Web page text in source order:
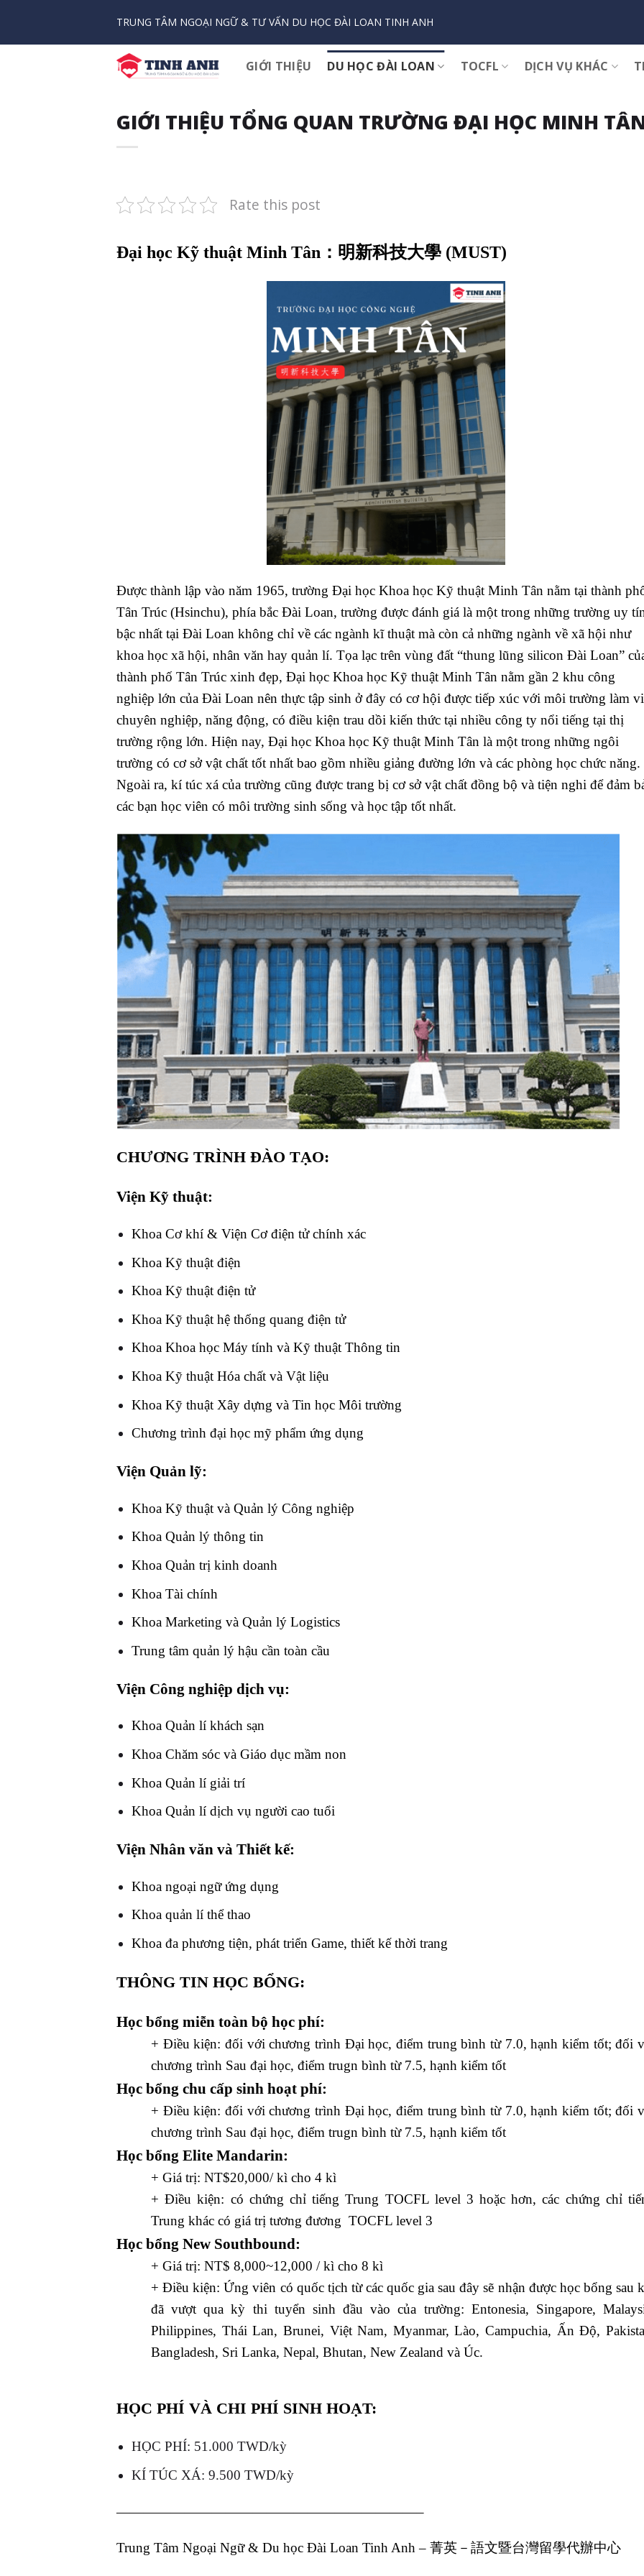
nội
TRUNG TÂM NGOẠI NGỮ & TƯ VẤN DU HỌC ĐÀI LOAN TINH ANH
GIỚI THIỆU DU HỌC ĐÀI LOAN TOCFL DỊCH VỤ KHÁC
GIỚI THIỆU TỔNG QUAN TRƯỜNG ĐẠI HỌC MINH
Rate this post
Đại học Kỹ thuật Minh Tân：明新科技大學 (MUST)
Được thành lập vào năm 1965, trường Đại học Khoa học Kỹ thuật Minh Tân nằm tại thành
Tân Trúc (Hsinchu), phía bắc Đài Loan, trường được đánh giá là một trong những trường uy
bậc nhất tại Đài Loan không chỉ về các ngành kĩ thuật mà còn cả những ngành về xã hội như
khoa học xã hội, nhân văn hay quản lí. Tọa lạc trên vùng đất “thung lũng silicon Đài Loan”
thành phố Tân Trúc xinh đẹp, Đại học Khoa học Kỹ thuật Minh Tân nằm gần 2 khu công
nghiệp lớn của Đài Loan nên thực tập sinh ở đây có cơ hội được tiếp xúc với môi trường làm
chuyên nghiệp, năng động, có điều kiện trau dồi kiến thức tại nhiều công ty nổi tiếng tại thị
trường rộng lớn. Hiện nay, Đại học Khoa học Kỹ thuật Minh Tân là một trong những ngôi
trường có cơ sở vật chất tốt nhất bao gồm nhiều giảng đường lớn và các phòng học chức năng.
Ngoài ra, kí túc xá của trường cũng được trang bị cơ sở vật chất đồng bộ và tiện nghi để đảm
các bạn học viên có môi trường sinh sống và học tập tốt nhất.
CHƯƠNG TRÌNH ĐÀO TẠO:
Viện Kỹ thuật:
Khoa Cơ khí & Viện Cơ điện tử chính xác
Khoa Kỹ thuật điện
Khoa Kỹ thuật điện tử
Khoa Kỹ thuật hệ thống quang điện tử
Khoa Khoa học Máy tính và Kỹ thuật Thông tin
Khoa Kỹ thuật Hóa chất và Vật liệu
Khoa Kỹ thuật Xây dựng và Tin học Môi trường
Chương trình đại học mỹ phẩm ứng dụng
Viện Quản lỹ:
Khoa Kỹ thuật và Quản lý Công nghiệp
Khoa Quản lý thông tin
Khoa Quản trị kinh doanh
Khoa Tài chính
Khoa Marketing và Quản lý Logistics
Trung tâm quản lý hậu cần toàn cầu
Viện Công nghiệp dịch vụ:
Khoa Quản lí khách sạn
Khoa Chăm sóc và Giáo dục mầm non
Khoa Quản lí giải trí
Khoa Quản lí dịch vụ người cao tuổi
Viện Nhân văn và Thiết kế:
Khoa ngoại ngữ ứng dụng
Khoa quản lí thể thao
Khoa đa phương tiện, phát triển Game, thiết kế thời trang
THÔNG TIN HỌC BỔNG:
Học bổng miễn toàn bộ học phí:
+ Điều kiện: đối với chương trình Đại học, điểm trung bình từ 7.0, hạnh kiểm tốt; đối
chương trình Sau đại học, điểm trugn bình từ 7.5, hạnh kiểm tốt
Học bổng chu cấp sinh hoạt phí:
+ Điều kiện: đối với chương trình Đại học, điểm trung bình từ 7.0, hạnh kiểm tốt; đối
chương trình Sau đại học, điểm trugn bình từ 7.5, hạnh kiểm tốt
Học bổng Elite Mandarin:
+ Giá trị: NT$20,000/ kì cho 4 kì
+ Điều kiện: có chứng chỉ tiếng Trung TOCFL level 3 hoặc hơn, các chứng chỉ
Trung khác có giá trị tương đương TOCFL level 3
Học bổng New Southbound:
+ Giá trị: NT$ 8,000~12,000 / kì cho 8 kì
+ Điều kiện: Ứng viên có quốc tịch từ các quốc gia sau đây sẽ nhận được học bổng sau
đã vượt qua kỳ thi tuyển sinh đầu vào của trường: Entonesia, Singapore,
Philippines, Thái Lan, Brunei, Việt Nam, Myanmar, Lào, Campuchia, Ấn Độ,
Bangladesh, Sri Lanka, Nepal, Bhutan, New Zealand và Úc.
HỌC PHÍ VÀ CHI PHÍ SINH HOẠT:
HỌC PHÍ: 51.000 TWD/kỳ
KÍ TÚC XÁ: 9.500 TWD/kỳ
——————————————————————–
Trung Tâm Ngoại Ngữ & Du học Đài Loan Tinh Anh – 菁英－語文暨台灣留學代辦中心